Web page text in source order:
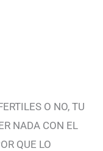
O NO, TU
NADA CON EL
QUE LO